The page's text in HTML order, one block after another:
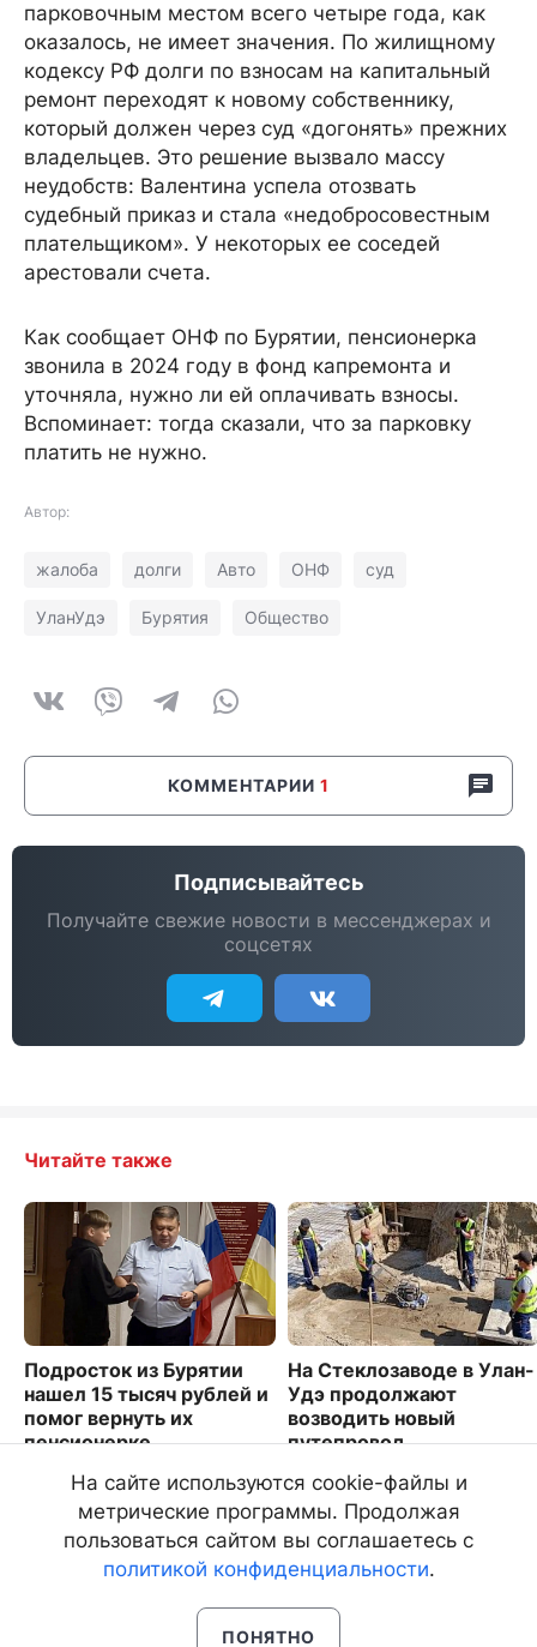
парковочным местом всего четыре года, как
оказалось, не имеет значения. По жилищному
кодексу РФ долги по взносам на капитальный
ремонт переходят к новому собственнику,
который должен через суд «догонять» прежних
владельцев. Это решение вызвало массу
неудобств: Валентина успела отозвать
судебный приказ и стала «недобросовестным
плательщиком». У некоторых ее соседей
арестовали счета.
Как сообщает ОНФ по Бурятии, пенсионерка
звонила в 2024 году в фонд капремонта и
уточняла, нужно ли ей оплачивать взносы.
Вспоминает: тогда сказали, что за парковку
платить не нужно.
Автор:
жалоба долги Авто ОНФ суд
УланУдэ Бурятия Общество
КОММЕНТАРИИ 1
Подписывайтесь
Получайте свежие новости в мессенджерах и
соцсетях
Читайте также
Подросток из Бурятии
нашел 15 тысяч рублей и
помог вернуть их
пенсионерке
3769
На Стеклозаводе в Улан-
Удэ продолжают
возводить новый
путепровод
2016
На сайте используются cookie-файлы и
метрические программы. Продолжая
пользоваться сайтом вы соглашаетесь с
политикой конфиденциальности.
ПОНЯТНО